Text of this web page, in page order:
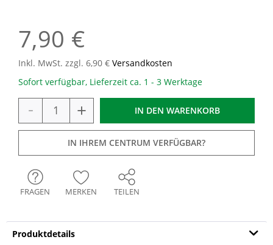
7,90 €
Inkl. MwSt. zzgl. 6,90 € Versandkosten
Sofort verfügbar, Lieferzeit ca. 1 - 3 Werktage
- + IN DEN WARENKORB
IN IHREM CENTRUM VERFÜGBAR?
FRAGEN MERKEN TEILEN
Produktdetails